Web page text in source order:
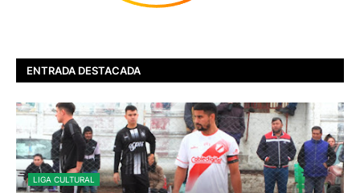
ENTRADA DESTACADA
LIGA CULTURAL